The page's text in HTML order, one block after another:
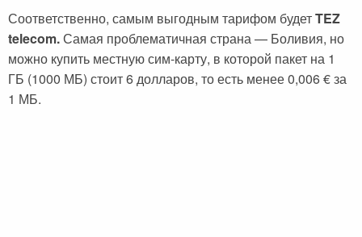
Соответственно, самым выгодным тарифом будетTEZ
telecom.Самая проблематичная страна — Боливия, но
можно купить местную сим-карту, в которой пакет на 1
ГБ (1000 МБ) стоит 6 долларов, то есть менее 0,006 € за
1 МБ.